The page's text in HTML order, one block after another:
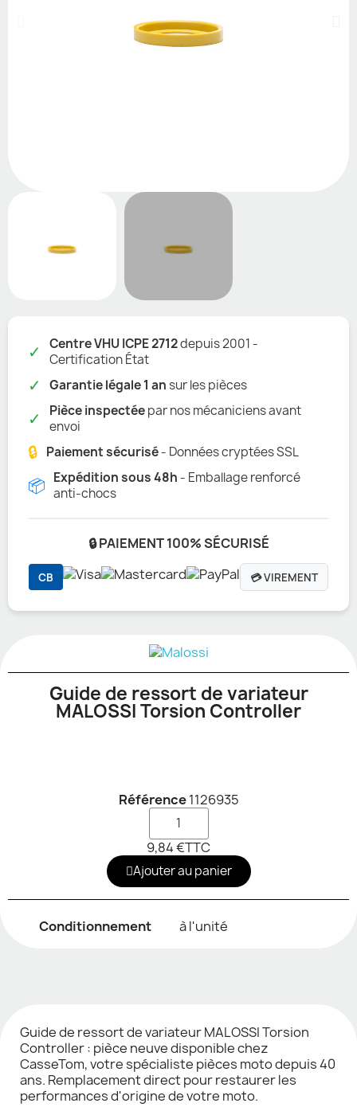
✓ Centre VHU ICPE 2712depuis 2001 -
Certification État
✓ Garantie légale 1 ansur les pièces
✓ Pièce inspectéepar nos mécaniciens avant
envoi
🔒 Paiement sécurisé- Données cryptées SSL
📦 Expédition sous 48h - Emballage renforcé
anti-chocs
🔒 PAIEMENT 100% SÉCURISÉ
CB 💳 VIREMENT
Guide de ressort de variateur
MALOSSI Torsion Controller
Référence 1126935
9,84 €TTC
Ajouter au panier
Conditionnement à l'unité
Guide de ressort de variateur MALOSSI Torsion
Controller : pièce neuve disponible chez
CasseTom, votre spécialiste pièces moto depuis 40
ans. Remplacement direct pour restaurer les
performances d'origine de votre moto.